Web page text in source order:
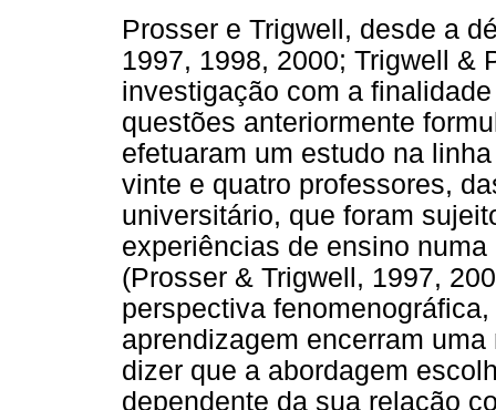
Prosser e Trigwell, desde a
1997, 1998, 2000; Trigwell &
investigação com a
questões anteriormente
efetuaram um estudo na
vinte e quatro professores,
universitário, que foram
experiências de ensino
(Prosser & Trigwell, 1997,
perspectiva
aprendizagem encerram
dizer que a abordagem
dependente da sua relação